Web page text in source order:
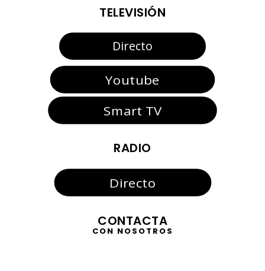
TELEVISIÓN
Directo
Youtube
Smart TV
RADIO
Directo
CONTACTA
CON NOSOTROS